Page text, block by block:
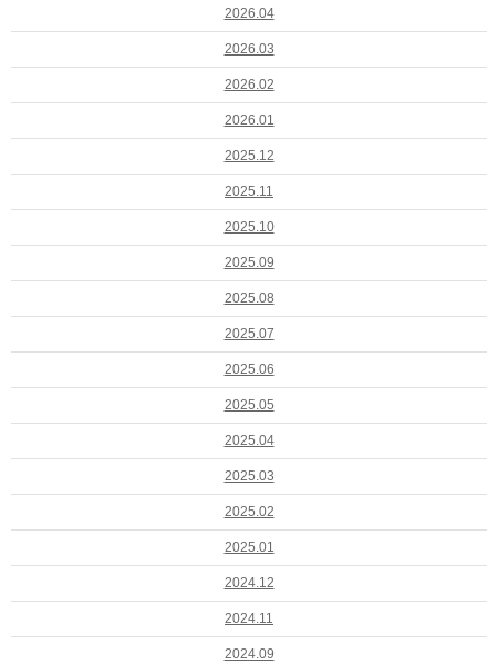
2026.04
2026.03
2026.02
2026.01
2025.12
2025.11
2025.10
2025.09
2025.08
2025.07
2025.06
2025.05
2025.04
2025.03
2025.02
2025.01
2024.12
2024.11
2024.09